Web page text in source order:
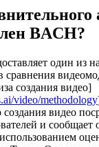
BACH?
один из
сравнения
создания видео]
video/methodology
создания видео
и сообщает